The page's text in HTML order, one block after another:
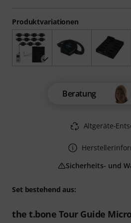
Set bestehend aus:
the t.bone Tour Guide
Produktvariationen
Beratung
Altgeräte-
Sicherheits- und